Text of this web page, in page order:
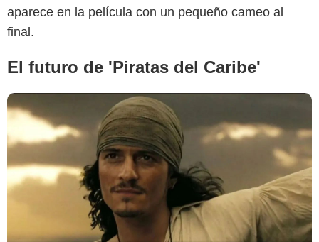
aparece en la película con un pequeño cameo al
final.
El futuro de 'Piratas del Caribe'